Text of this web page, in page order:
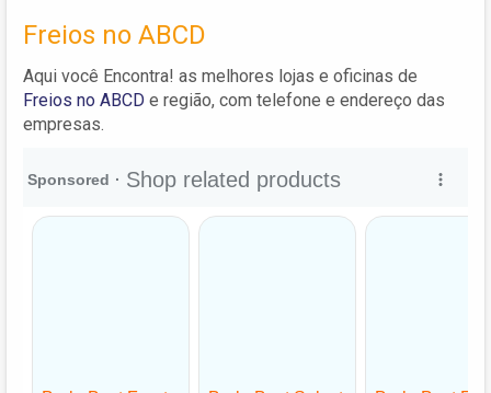
Freios no ABCD
Aqui você Encontra! as melhores lojas e oficinas de
Freios no ABCD e região, com telefone e endereço das
empresas.